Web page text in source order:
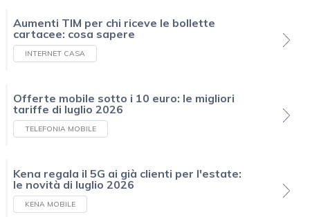
Aumenti TIM per chi riceve le bollette
cartacee: cosa sapere
INTERNET CASA
Offerte mobile sotto i 10 euro: le migliori
tariffe di luglio 2026
TELEFONIA MOBILE
Kena regala il 5G ai già clienti per l'estate:
le novità di luglio 2026
KENA MOBILE